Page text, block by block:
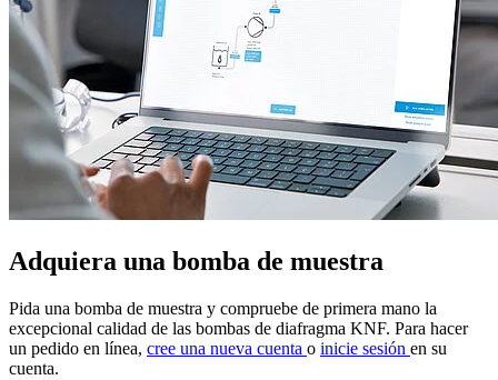
Adquiera una bomba de muestra
Pida una bomba de muestra y compruebe de primera mano la
excepcional calidad de las bombas de diafragma KNF. Para hacer
un pedido en línea, cree una nueva cuenta o inicie sesión en su
cuenta.